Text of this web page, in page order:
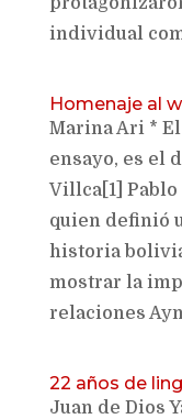
individual
Homenaje al
Marina Ari *
ensayo, es el
Villca[1] Pablo
quien definió
historia
mostrar la
relaciones
22 años de
Juan de Dios